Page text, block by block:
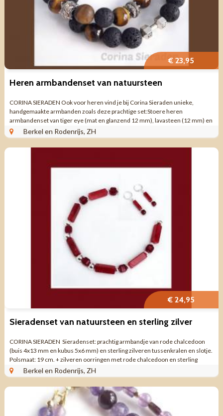
€ 23,95
Heren armbandenset van natuursteen
CORINA SIERADEN Ook voor heren vind je bij Corina Sieraden unieke,
handgemaakte armbanden zoals deze prachtige set:Stoere heren
armbandenset van tiger eye (mat en glanzend 12 mm), lavasteen (12 mm) en
tibetaans zilver. Een ...
Berkel en Rodenrijs, ZH
€ 24,95
Sieradenset van natuursteen en sterling zilver
CORINA SIERADEN Sieradenset: prachtig armbandje van rode chalcedoon
(buis 4x13 mm en kubus 5x6 mm) en sterling zilveren tussenkralen en slotje.
Polsmaat: 19 cm. + zilveren oorringen met rode chalcedoon en sterling
zilveren ...Berkel en Rodenrijs, ZH